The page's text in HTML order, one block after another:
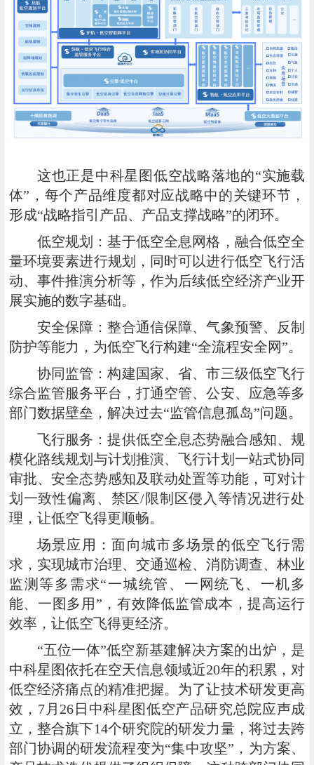
这也正是中科星图低空战略落地的“实施载
体”，每个产品维度都对应战略中的关键环节，
形成“战略指引产品、产品支撑战略”的闭环。
低空规划
：基于低空全息网格，融合低空全
量环境要素进行规划，同时可以进行低空飞行活
动、事件推演分析等，作为后续低空经济产业开
展实施的数字基础。
安全保障 ：整合通信保障、气象预警、反制
防护等能力，为低空飞行构建“全流程安全网”。
协同监管 ：构建国家、省、市三级低空飞行
综合监管服务平台，打通空管、公安、应急等多
部门数据壁垒，解决过去“监管信息孤岛”问题。
飞行服务 ：提供低空全息态势融合感知、规
模化路线规划与计划推演、飞行计划一站式协同
审批、安全态势感知及联动处置等功能，可对计
划一致性偏离、禁区/限制区侵入等情况进行处
理，让低空飞得更顺畅。
场景应用 ：面向城市多场景的低空飞行需
求，实现城市治理、交通巡检、消防调查、林业
监测等多需求“一城统管、一网统飞、一机多
能、一图多用”，有效降低监管成本，提高运行
效率，让低空飞得更经济。
“五位一体”低空新基建解决方案的出炉，是
中科星图依托在空天信息领域近20年的积累，对
低空经济痛点的精准把握。为了让技术研发更高
效，7月26日中科星图低空产品研究总院应声成
立，整合旗下14个研究院的研发力量，将过去跨
部门协调的研发流程变为“集中攻坚”，为方案、